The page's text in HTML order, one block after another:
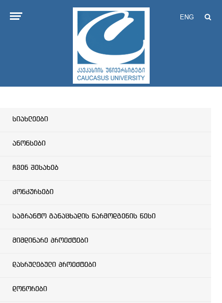
ENG
სიახლეები
ანონსები
ჩვენ შესახებ
კონკურსები
საგრანტო განაცხადის წარმოდგენის წესი
მიმდინარე პროექტები
დასრულებული პროექტები
დონორები